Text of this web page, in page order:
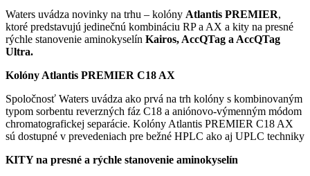
Waters uvádza novinky na trhu – kolóny Atlantis PREMIER,
ktoré predstavujú jedinečnú kombináciu RP a AX a kity na presné
rýchle stanovenie aminokyselín Kairos, AccQTag a AccQTag
Ultra.
Kolóny Atlantis PREMIER C18 AX
Spoločnosť Waters uvádza ako prvá na trh kolóny s kombinovaným
typom sorbentu reverzných fáz C18 a aniónovo-výmenným módom
chromatografickej separácie. Kolóny Atlantis PREMIER C18 AX
sú dostupné v prevedeniach pre bežné HPLC ako aj UPLC techniky
KITY na presné a rýchle stanovenie aminokyselín